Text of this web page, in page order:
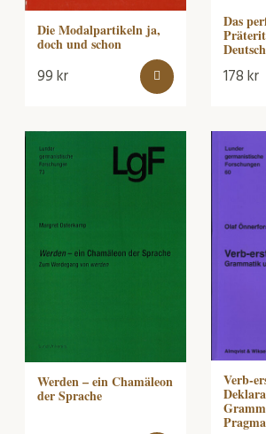
Die Modalpartikeln ja,
doch und schon
99kr
Das
178kr
Werden – ein Chamäleon
der Sprache
Verb-